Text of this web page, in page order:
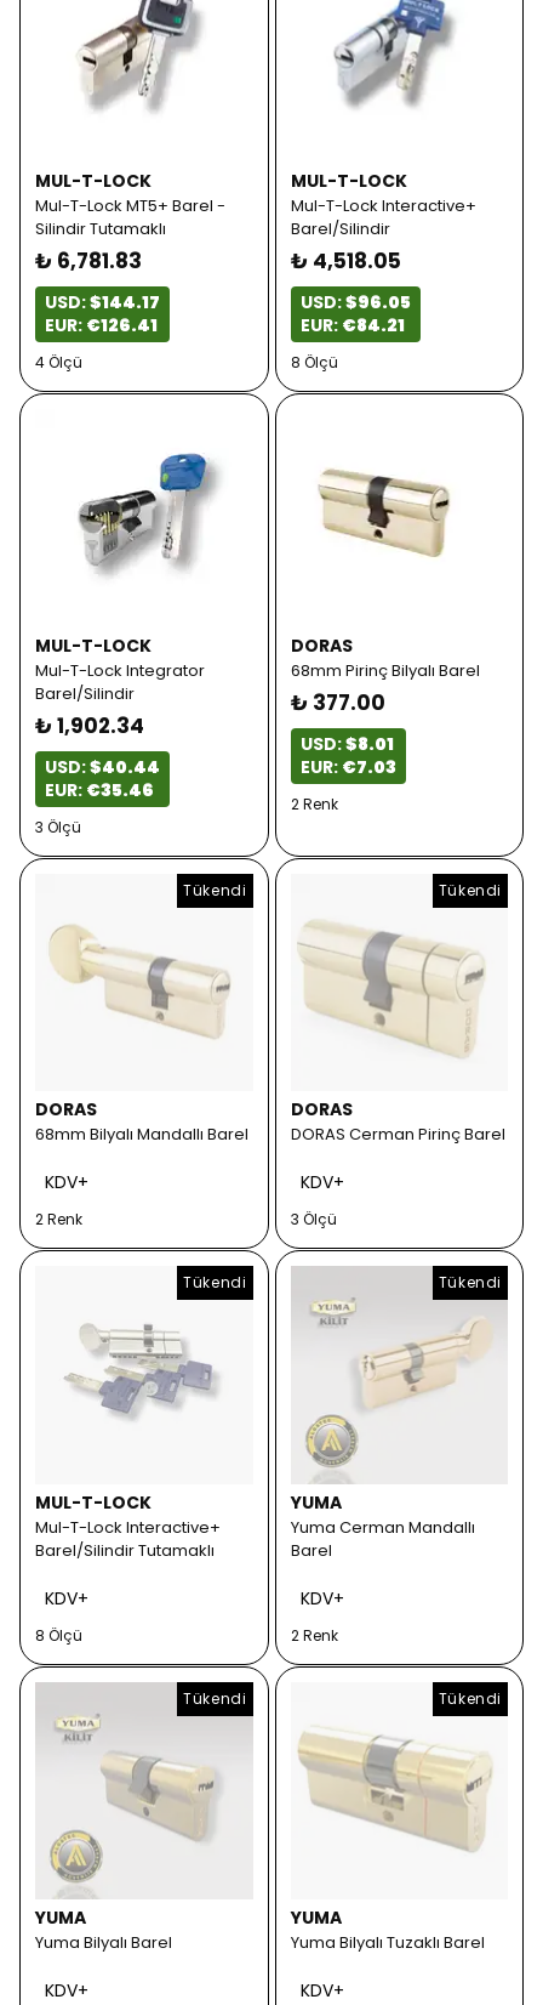
MUL-T-LOCK
Mul-T-Lock MT5+ Barel -
Silindir Tutamaklı
₺ 6,781.83
USD:$144.17
EUR: €126.41
4 Ölçü
MUL-T-LOCK
Mul-T-Lock Interactive+
Barel/Silindir
₺ 4,518.05
USD:$96.05
EUR: €84.21
8 Ölçü
MUL-T-LOCK
Mul-T-Lock Integrator
Barel/Silindir
₺ 1,902.34
USD:$40.44
EUR: €35.46
3 Ölçü
DORAS
68mm Pirinç Bilyalı Barel
₺ 377.00
USD:$8.01
EUR: €7.03
2 Renk
Tükendi
DORAS
68mm Bilyalı Mandallı Barel
KDV+
2 Renk
Tükendi
DORAS
DORAS Cerman Pirinç Barel
KDV+
3 Ölçü
Tükendi
MUL-T-LOCK
Mul-T-Lock Interactive+
Barel/Silindir Tutamaklı
KDV+
8 Ölçü
Tükendi
YUMA
Yuma Cerman Mandallı
Barel
KDV+
2 Renk
Tükendi
YUMA
Yuma Bilyalı Barel
KDV+
Tükendi
YUMA
Yuma Bilyalı Tuzaklı Barel
KDV+